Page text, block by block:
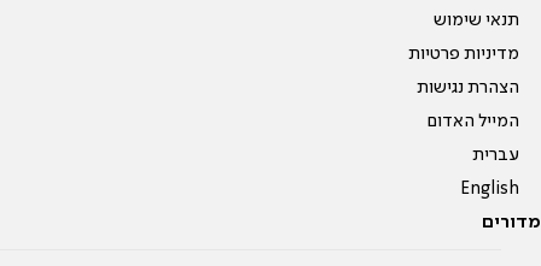
תנאי שימוש
מדיניות פרטיות
הצהרת נגישות
המייל האדום
עברית
English
מדורים